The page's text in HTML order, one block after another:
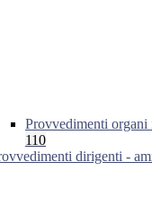
Provvedimenti
110
dirigenti -